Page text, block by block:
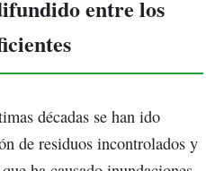
entre los
décadas se han ido
de residuos incontrolados y